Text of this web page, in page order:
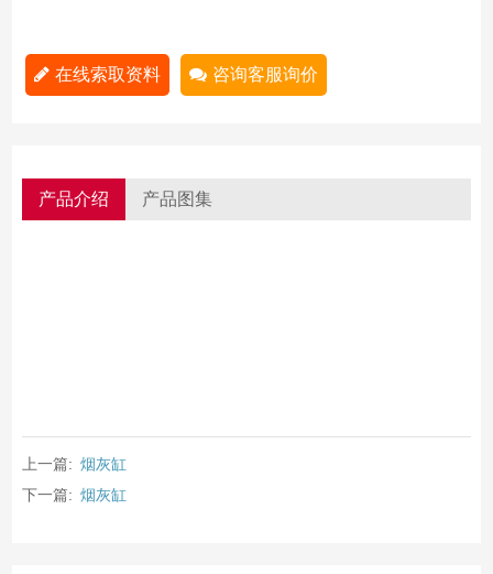
在线索取资料 咨询客服询价
产品介绍 产品图集
上一篇: 烟灰缸
下一篇: 烟灰缸